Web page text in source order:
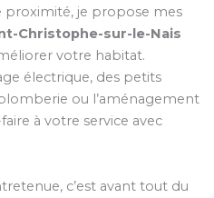
proximité, je propose mes
Christophe-sur-le-Nais
votre habitat.
électrique, des petits
ou l’aménagement
à votre service avec
c’est avant tout du